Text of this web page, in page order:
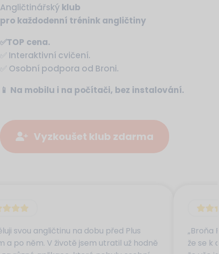
Angličtinářský klub
pro každodenní trénink angličtiny
✅TOP cena.
✅ Interaktivní cvičení.
✅ Osobní podpora od Broni.
📱 Na mobilu i na počítači, bez instalování.
Vyzkoušet klub zdarma
svou angličtinu na dobu před Plus
a po něm. V životě jsem utratil už hodně
„Broňa
že se k